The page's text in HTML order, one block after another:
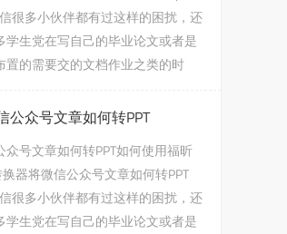
很多小伙伴都有过这样的困扰，还
学生党在写自己的毕业论文或者是
置的需要交的文档作业之类的时
公众号文章如何转PPT
众号文章如何转PPT如何使用福昕
换器将微信公众号文章如何转PPT
很多小伙伴都有过这样的困扰，还
学生党在写自己的毕业论文或者是